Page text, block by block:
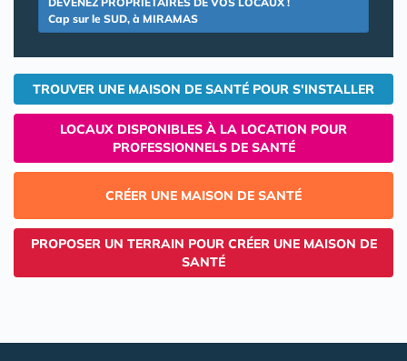
Cap sur le SUD, à MIRAMAS
TROUVER UNE MAISON DE SANTÉ POUR S'INSTALLER
LOCAUX DISPONIBLES À LA LOCATION POUR
PROFESSIONNELS DE SANTÉ
CRÉER UNE MAISON DE SANTÉ
PROPOSER UN TERRAIN POUR CRÉER UNE MAISON DE
SANTÉ